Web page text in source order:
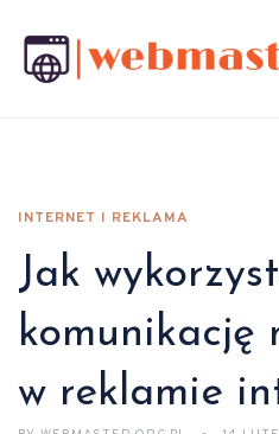
INTERNET I REKLAMA
Jak
komunikację
w reklamie